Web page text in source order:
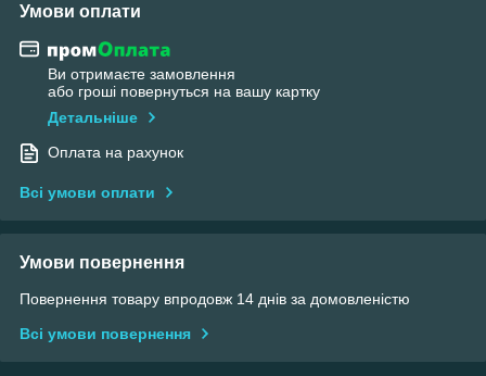
Умови оплати
Ви отримаєте замовлення
або гроші повернуться на вашу картку
Детальніше
Оплата на рахунок
Всі умови оплати
Умови повернення
Повернення товару впродовж 14 днів за домовленістю
Всі умови повернення